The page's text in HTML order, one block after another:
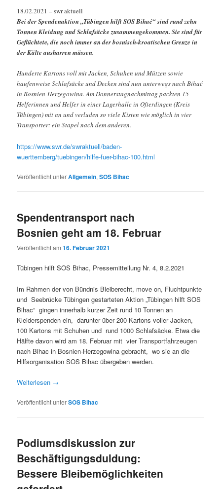
18.02.2021 – swr aktuell
Bei der Spendenaktion „Tübingen hilft SOS Bihać“ sind rund zehn
Tonnen Kleidung und Schlafsäcke zusammengekommen. Sie sind für
Geflüchtete, die noch immer an der bosnisch-kroatischen Grenze in
der Kälte ausharren müssen.
Hunderte Kartons voll mit Jacken, Schuhen und Mützen sowie
haufenweise Schlafsäcke und Decken sind nun unterwegs nach Bihać
in Bosnien-Herzegowina. Am Donnerstagnachmittag packten 15
Helferinnen und Helfer in einer Lagerhalle in Ofterdingen (Kreis
Tübingen) mit an und verluden so viele Kisten wie möglich in vier
Transporter: ein Stapel nach dem anderen.
https://www.swr.de/swraktuell/baden-
wuerttemberg/tuebingen/hilfe-fuer-bihac-100.html
Veröffentlicht unterAllgemein,SOS Bihac
Spendentransport nach
Bosnien geht am 18. Februar
Veröffentlicht am16. Februar 2021
Tübingen hilft SOS Bihac, Pressemitteilung Nr. 4, 8.2.2021
Im Rahmen der von Bündnis Bleiberecht, move on, Fluchtpunkte
und Seebrücke Tübingen gestarteten Aktion „Tübingen hilft SOS
Bihac“ gingen innerhalb kurzer Zeit rund 10 Tonnen an
Kleiderspenden ein, darunter über 200 Kartons voller Jacken,
100 Kartons mit Schuhen und rund 1000 Schlafsäcke. Etwa die
Hälfte davon wird am 18. Februar mit vier Transportfahrzeugen
nach Bihac in Bosnien-Herzegowina gebracht, wo sie an die
Hilfsorganisation SOS Bihac übergeben werden.
Weiterlesen →
Veröffentlicht unterSOS Bihac
Podiumsdiskussion zur
Beschäftigungsduldung:
Bessere Bleibemöglichkeiten